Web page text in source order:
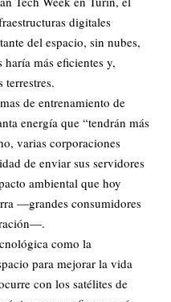
digitales
del espacio, sin nubes,
más eficientes y,
terrestres.
de entrenamiento de
energía que “tendrán más
varias corporaciones
de enviar sus servidores
ambiental que hoy
—grandes consumidores
como la
para mejorar la vida
con los satélites de